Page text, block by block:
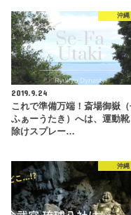
沖縄
2019.9.24
これで準備万端！斎場御嶽
ふぁーうたき）へは、運動靴
除けスプレー…
沖縄